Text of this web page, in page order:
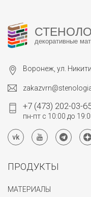
декоративные
Воронеж, ул.
+7 (473) 202-03-
пн-пт с 10:00 до
ПРОДУКТЫ
МАТЕРИАЛЫ